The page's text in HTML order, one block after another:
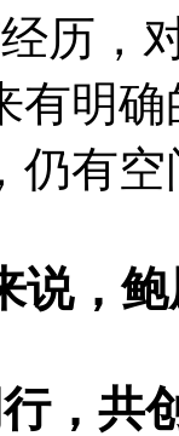
历，
有明
有空
，鲍
共